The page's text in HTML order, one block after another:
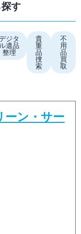
す
ジタ
ル遺品
整理
貴
重
品
捜
索
不
用
品
買
取
ーン・サー